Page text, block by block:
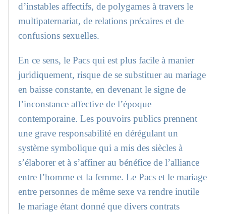
d’instables affectifs, de polygames à travers le
multipaternariat, de relations précaires et de
confusions sexuelles.
En ce sens, le Pacs qui est plus facile à manier
juridiquement, risque de se substituer au mariage
en baisse constante, en devenant le signe de
l’inconstance affective de l’époque
contemporaine. Les pouvoirs publics prennent
une grave responsabilité en dérégulant un
système symbolique qui a mis des siècles à
s’élaborer et à s’affiner au bénéfice de l’alliance
entre l’homme et la femme. Le Pacs et le mariage
entre personnes de même sexe va rendre inutile
le mariage étant donné que divers contrats